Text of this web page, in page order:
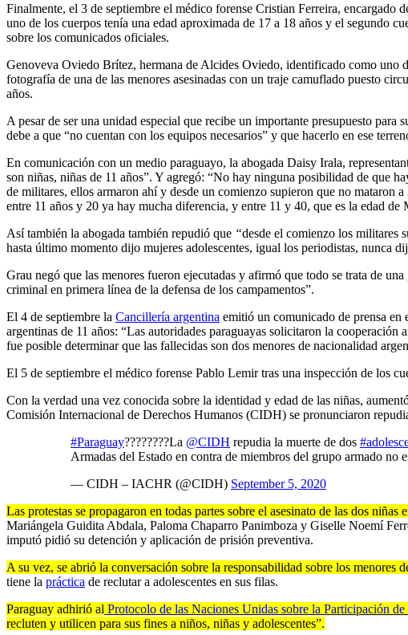
Finalmente, el 3 de septiembre el médico forense Cristian Ferreira, encargado
uno de los cuerpos tenía una edad aproximada de 17 a 18 años y el segundo
sobre los comunicados oficiales.
Genoveva Oviedo Brítez, hermana de Alcides Oviedo, identificado como uno
fotografía de una de las menores asesinadas con un traje camuflado puesto
años.
A pesar de ser una unidad especial que recibe un importante presupuesto
debe a que “no cuentan con los equipos necesarios” y que hacerlo en ese
En comunicación con un medio paraguayo, la abogada Daisy Irala,
son niñas, niñas de 11 años”. Y agregó: “No hay ninguna posibilidad de que
de militares, ellos armaron ahí y desde un comienzo supieron que no mataron
entre 11 años y 20 ya hay mucha diferencia, y entre 11 y 40, que es la edad
Así también la abogada también repudió que “desde el comienzo los militares
hasta último momento dijo mujeres adolescentes, igual los periodistas, nunca
Grau negó que las menores fueron ejecutadas y afirmó que todo se trata de
criminal en primera línea de la defensa de los campamentos”.
El 4 de septiembre la Cancillería argentina emitió un comunicado de prensa en
argentinas de 11 años: “Las autoridades paraguayas solicitaron la
fue posible determinar que las fallecidas son dos menores de nacionalidad
El 5 de septiembre el médico forense Pablo Lemir tras una inspección de los
Con la verdad una vez conocida sobre la identidad y edad de las niñas,
Comisión Internacional de Derechos Humanos (CIDH) se pronunciaron
#Paraguay????????La @CIDH repudia la muerte de dos
Armadas del Estado en contra de miembros del grupo armado no
— CIDH – IACHR (@CIDH) September 5, 2020
Las protestas se propagaron en todas partes sobre el asesinato de las dos niñas
Mariángela Guidita Abdala, Paloma Chaparro Panimboza y Giselle Noemí
imputó pidió su detención y aplicación de prisión preventiva.
A su vez, se abrió la conversación sobre la responsabilidad sobre los menores
tiene la práctica de reclutar a adolescentes en sus filas.
Paraguay adhirió al Protocolo de las Naciones Unidas sobre la Participación
recluten y utilicen para sus fines a niños, niñas y adolescentes”.